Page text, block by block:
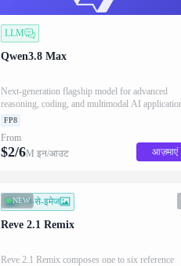
LLM
Qwen3.8 Max
Next-generation flagship model for advanced
reasoning, coding, and multimodal AI
FP8
From
$2/6M इन/आउट आज़माएं
NEW
इमेज-से-इमेज
Reve 2.1 Remix
Reve 2.1 Remix composes one to six reference